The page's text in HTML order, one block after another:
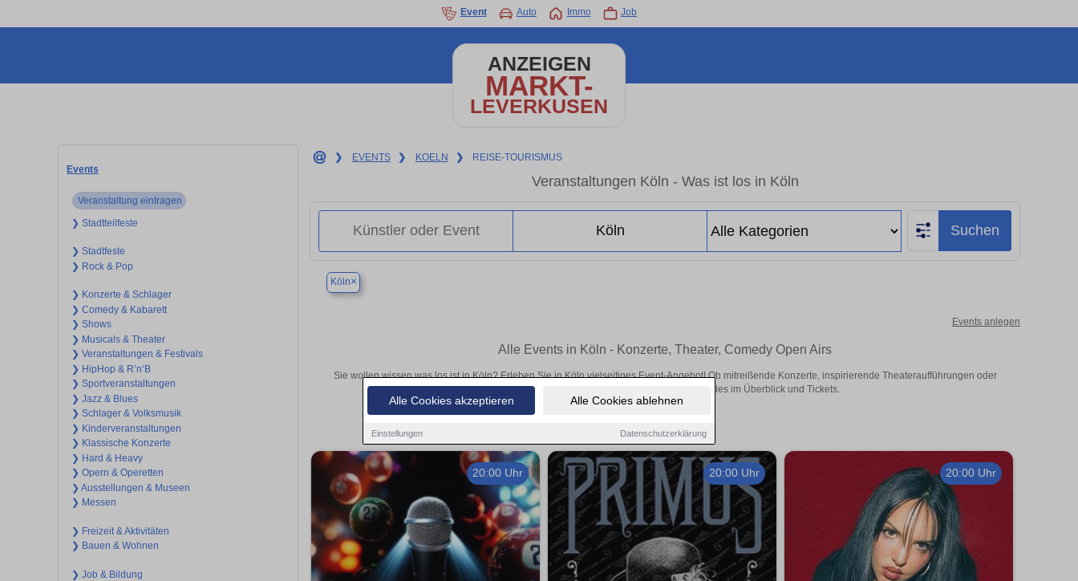
Alle Cookies akzeptieren Alle Cookies ablehnen
Einstellungen Datenschutzerklärung
Event Auto Immo Job
ANZEIGEN
MARKT-
LEVERKUSEN
Events
Veranstaltung eintragen
❯ Stadtteilfeste
❯ Stadtfeste
❯ Rock & Pop
❯ Konzerte & Schlager
❯ Comedy & Kabarett
❯ Shows
❯ Musicals & Theater
❯ Veranstaltungen & Festivals
❯ HipHop & R’n‘B
❯ Sportveranstaltungen
❯ Jazz & Blues
❯ Schlager & Volksmusik
❯ Kinderveranstaltungen
❯ Klassische Konzerte
❯ Hard & Heavy
❯ Opern & Operetten
❯ Ausstellungen & Museen
❯ Messen
❯ Freizeit & Aktivitäten
❯ Bauen & Wohnen
❯ Job & Bildung
❯ EVENTS ❯ KOELN ❯ REISE-TOURISMUS
Veranstaltungen Köln - Was ist los in Köln
Suchen
Köln×
Events anlegen
Alle Events in Köln - Konzerte, Theater, Comedy Open Airs
Sie wollen wissen was los ist in Köln? Erleben Sie in Köln vielseitiges Event-Angebot! Ob mitreißende Konzerte, inspirierende Theateraufführungen oder
aufregende Veranstaltungen in Köln – hier finden alles im Überblick und Tickets.
20:00 Uhr 20:00 Uhr 20:00 Uhr